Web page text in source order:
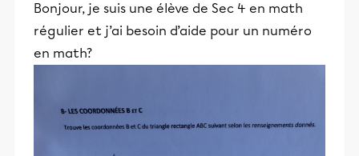
Bonjour, je suis une élève de Sec 4 en math
régulier et j’ai besoin d’aide pour un numéro
en math?